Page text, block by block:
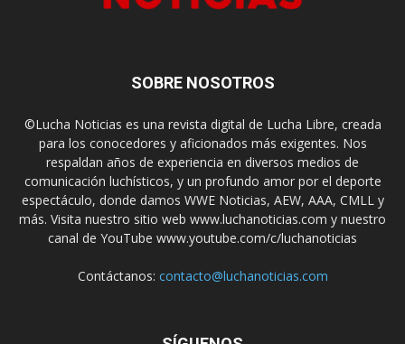
SOBRE NOSOTROS
©Lucha Noticias es una revista digital de Lucha Libre, creada
para los conocedores y aficionados más exigentes. Nos
respaldan años de experiencia en diversos medios de
comunicación luchísticos, y un profundo amor por el deporte
espectáculo, donde damos WWE Noticias, AEW, AAA, CMLL y
más. Visita nuestro sitio web www.luchanoticias.com y nuestro
canal de YouTube www.youtube.com/c/luchanoticias
Contáctanos: contacto@luchanoticias.com